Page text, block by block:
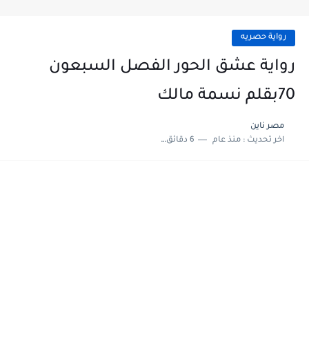
رواية حصريه
رواية عشق الحور الفصل السبعون
70بقلم نسمة مالك
مصر ناين
اخر تحديث :منذ عام 6 دقائق للقراءة